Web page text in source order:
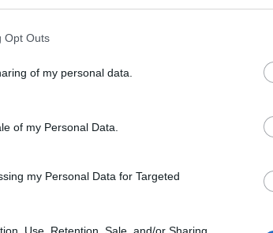
Opt Outs
of my personal data.
of my Personal Data.
my Personal Data for Targeted